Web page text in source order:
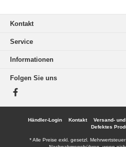
Kontakt
Service
Informationen
Folgen Sie uns
Facebook
Händler-Login Kontakt Versand-
Defektes
* Alle Preise exkl. gesetzl. Mehrwertsteuer